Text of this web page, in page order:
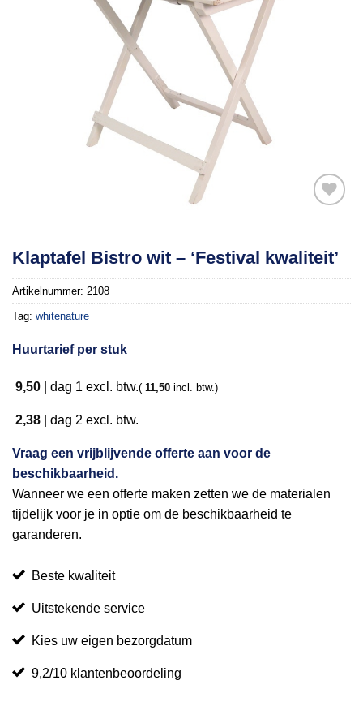
Toevoegen
aan
verlanglijst
Klaptafel Bistro wit – ‘Festival kwaliteit’
Artikelnummer: 2108
Tag: whitenature
Huurtarief per stuk
9,50 dag 1 excl. btw.( 11,50 incl. btw.)
2,38 dag 2 excl. btw.
Vraag een vrijblijvende offerte aan voor de
beschikbaarheid.
Wanneer we een offerte maken zetten we de materialen
tijdelijk voor je in optie om de beschikbaarheid te
garanderen.
Beste kwaliteit
Uitstekende service
Kies uw eigen bezorgdatum
9,2/10 klantenbeoordeling